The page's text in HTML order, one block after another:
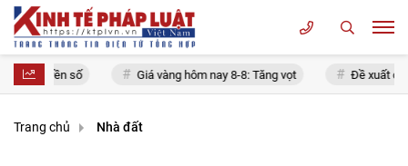
Giá vàng hôm nay 8-8: Tăng vọt Đề xuất cấm mọi hình
Trang chủ Nhà đất